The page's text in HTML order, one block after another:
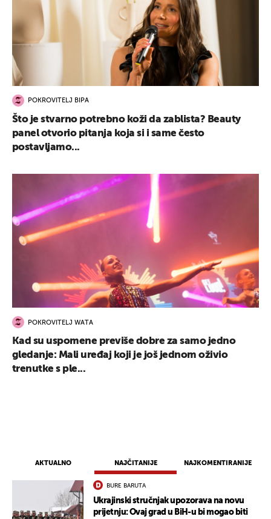
AKTUALNO NAJČITANIJE NAJKOMENTIRANIJE
BURE BARUTA
Ukrajinski stručnjak upozorava na novu
prijetnju: Ovaj grad u BiH-u bi mogao biti
POKROVITELJ BIPA
Što je stvarno potrebno koži da zablista? Beauty
panel otvorio pitanja koja si i same često
postavljamo...
POKROVITELJ WATA
Kad su uspomene previše dobre za samo jedno
gledanje: Mali uređaj koji je još jednom oživio
trenutke s ple...
UKLJUČITE NOTIFIKACIJE